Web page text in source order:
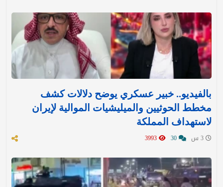
بالفيديو.. خبير عسكري يوضح دلالات كشف
مخطط الحوثيين والميليشيات الموالية لإيران
لاستهداف المملكة